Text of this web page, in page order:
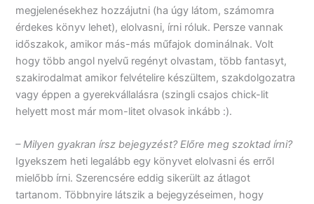
megjelenésekhez hozzájutni (ha úgy látom, számomra
érdekes könyv lehet), elolvasni, írni róluk. Persze vannak
időszakok, amikor más-más műfajok dominálnak. Volt
hogy több angol nyelvű regényt olvastam, több fantasyt,
szakirodalmat amikor felvételire készültem, szakdolgozatra
vagy éppen a gyerekvállalásra (szingli csajos chick-lit
helyett most már mom-litet olvasok inkább :).
– Milyen gyakran írsz bejegyzést? Előre meg szoktad írni?
Igyekszem heti legalább egy könyvet elolvasni és erről
mielőbb írni. Szerencsére eddig sikerült az átlagot
tartanom. Többnyire látszik a bejegyzéseimen, hogy